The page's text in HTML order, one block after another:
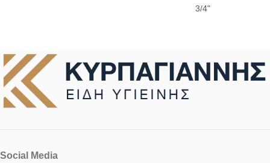
3/4"
Social Media